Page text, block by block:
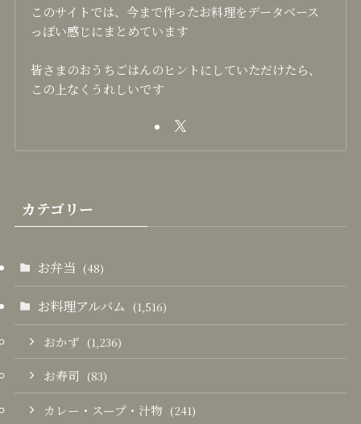
このサイトでは、今まで作ったお料理をデータベース
っぽい感じにまとめています
皆さまのおうちごはんのヒントにしていただけたら、
この上なくうれしいです
カテゴリー
お弁当 (48)
お料理アルバム (1,516)
おかず (1,236)
お寿司 (83)
カレー・スープ・汁物 (241)